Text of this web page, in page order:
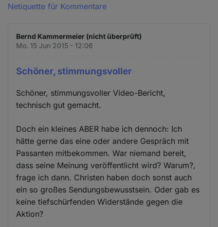
Netiquette für Kommentare
Bernd Kammermeier (nicht überprüft)
Mo. 15 Jun 2015 - 12:06
Schöner, stimmungsvoller
Schöner, stimmungsvoller Video-Bericht,
technisch gut gemacht.
Doch ein kleines ABER habe ich dennoch: Ich
hätte gerne das eine oder andere Gespräch mit
Passanten mitbekommen. War niemand bereit,
dass seine Meinung veröffentlicht wird? Warum?,
frage ich dann. Christen haben doch sonst auch
ein so großes Sendungsbewusstsein. Oder gab es
keine tiefschürfenden Widerstände gegen die
Aktion?